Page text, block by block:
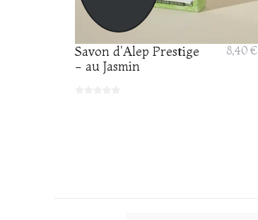
Savon d'Alep Prestige
- au Jasmin
8,40 €